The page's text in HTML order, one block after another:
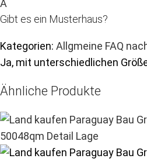
A
Gibt es ein Musterhaus?
Kategorien: Allgmeine FAQ
Ja, mit unterschiedlichen
Ähnliche Produkte